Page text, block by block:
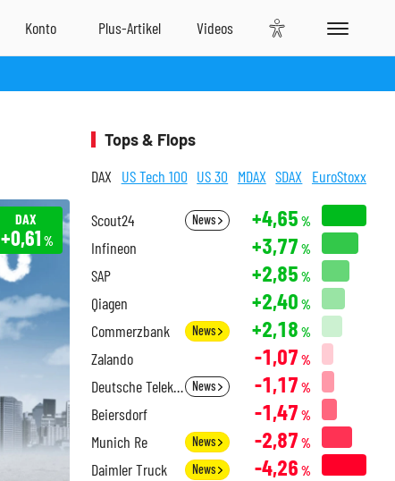
DAX
+0,61 %
Tops & Flops
DAX US Tech 100 US 30 MDAX SDAX EuroStoxx
Scout24 News +4,65 %
Infineon +3,77 %
SAP +2,85 %
Qiagen +2,40 %
Commerzbank News +2,18 %
Zalando -1,07 %
Deutsche Telekom News -1,17 %
Beiersdorf -1,47 %
Munich Re News -2,87 %
Daimler Truck News -4,26 %